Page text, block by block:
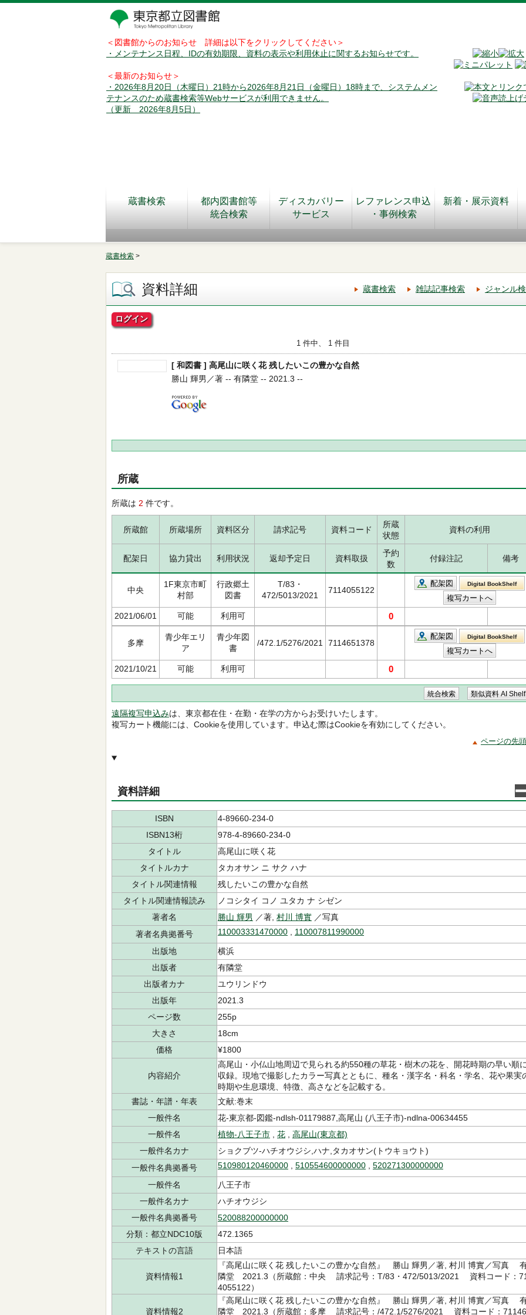
＜図書館からのお知らせ 詳細は以下をクリックしてください＞
・メンテナンス日程、IDの有効期限、資料の表示や利用休止に関するお知らせです。
＜最新のお知らせ＞
・2026年8月20日（木曜日）21時から2026年8月21日（金曜日）18時まで、システムメン
テナンスのため蔵書検索等Webサービスが利用できません。
（更新 2026年8月5日）
蔵書検索
都内図書館等
統合検索
ディスカバリー
サービス
レファレンス申込
・事例検索
新着・展示資料
蔵書検索 >
資料詳細 蔵書検索 雑誌記事検索 ジャンル
ログイン
1 件中、 1 件目
[ 和図書 ] 高尾山に咲く花 残したいこの豊かな自然
勝山 輝男／著 -- 有隣堂 -- 2021.3 --
所蔵
所蔵は 2 件です。
所蔵館 所蔵場所 資料区分 請求記号 資料コード
所蔵
状態
資料の利用
配架日 協力貸出 利用状況 返却予定日 資料取扱
予約
数
付録注記 備考
中央
1F東京市町
村部
行政郷土
図書
T/83・
472/5013/2021
7114055122
配架図 Digital BookShelf
2021/06/01 可能 利用可 0
多摩
青少年エリ
ア
青少年図
書
/472.1/5276/2021 7114651378
配架図 Digital BookShelf
2021/10/21 可能 利用可 0
遠隔複写申込みは、東京都在住・在勤・在学の方からお受けいたします。
複写カート機能には、Cookieを使用しています。申込む際はCookieを有効にしてください。
ページの先
資料詳細
ISBN
4-89660-234-0
ISBN13桁
978-4-89660-234-0
タイトル
高尾山に咲く花
タイトルカナ
タカオサン ニ サク ハナ
タイトル関連情報
残したいこの豊かな自然
タイトル関連情報読み
ノコシタイ コノ ユタカ ナ シゼン
著者名
勝山 輝男 ／著, 村川 博實 ／写真
著者名典拠番号
110003331470000 110007811990000
出版地
横浜
出版者
有隣堂
出版者カナ
ユウリンドウ
出版年
2021.3
ページ数
255p
大きさ
18cm
価格
¥1800
内容紹介
高尾山・小仏山地周辺で見られる約550種の草花・樹木の花を、開花時期の早い順
収録。現地で撮影したカラー写真とともに、種名・漢字名・科名・学名、花や果実
時期や生息環境、特徴、高さなどを記載する。
書誌・年譜・年表
文献:巻末
一般件名
花-東京都-図鑑-ndlsh-01179887,高尾山 (八王子市)-ndlna-00634455
一般件名
植物-八王子市 花
高尾山(東京都)
一般件名カナ
ショクブツ-ハチオウジシ,ハナ,タカオサン(トウキョウト)
一般件名典拠番号
510980120460000 510554600000000 520271300000000
一般件名
八王子市
一般件名カナ
ハチオウジシ
一般件名典拠番号
520088200000000
分類：都立NDC10版
472.1365
テキストの言語
日本語
資料情報1
『高尾山に咲く花 残したいこの豊かな自然』 勝山 輝男／著, 村川 博實／写真
隣堂 2021.3（所蔵館：中央 請求記号：T/83・472/5013/2021 資料コード：
4055122）
資料情報2
『高尾山に咲く花 残したいこの豊かな自然』 勝山 輝男／著, 村川 博實／写真
隣堂 2021.3（所蔵館：多摩 請求記号：/472.1/5276/2021 資料コード：